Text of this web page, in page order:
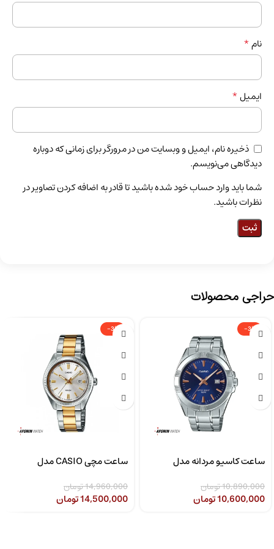
نام*
ایمیل*
ذخیره نام، ایمیل و وبسایت من در مرورگر برای زمانی که دوباره
دیدگاهی می‌نویسم.
شما باید وارد حساب خود شده باشید تا قادر به اضافه کردن تصاویر در
نظرات باشید.
حراجی محصولات
-3%
ساعت کاسیو مردانه مدل
10,890,000تومان
10,600,000تومان
-3%
ساعت مچی CASIO مدل
14,960,000تومان
14,500,000تومان